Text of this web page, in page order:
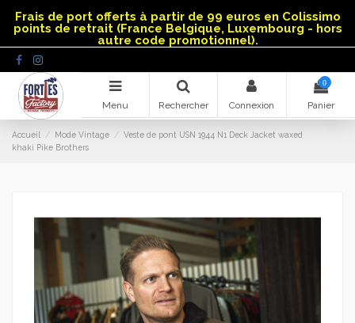
Frais de port offerts à partir de 99 euros en Colissimo
points de retrait (France Belgique, Luxembourg - hors
autre code promotionnel).
Menu Rechercher Connexion
0
Panier
Accueil Mode Vintage
Veste de pont USN 1944 N1 Deck Jacket waxed
khaki Pike Brothers